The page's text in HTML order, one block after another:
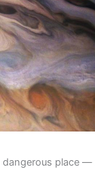
dangerous place